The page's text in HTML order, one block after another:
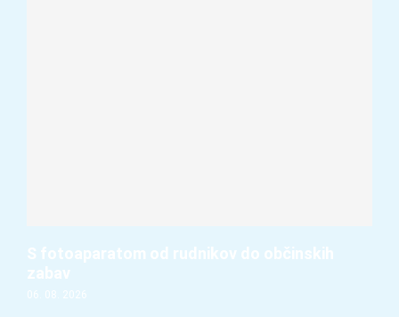
S fotoaparatom od rudnikov do občinskih
zabav
06. 08. 2026